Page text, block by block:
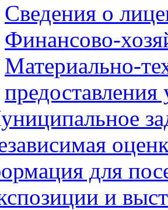
Сведения о
Финансово-
Материально-
предоставления
для
и